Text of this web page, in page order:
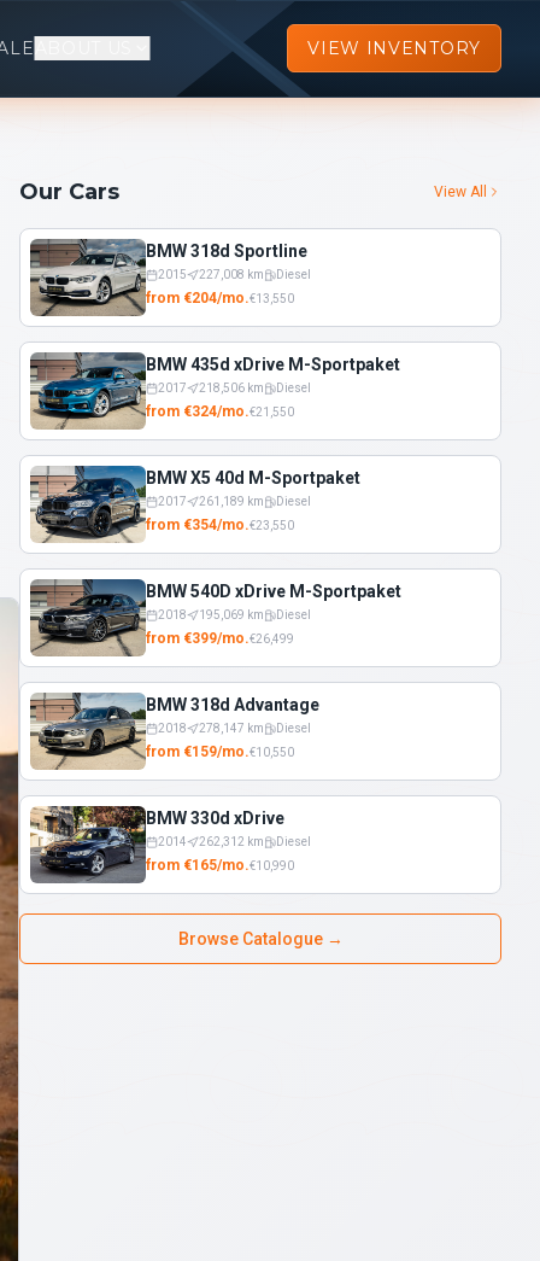
VIEW INVENTORY
Our Cars View All
BMW 318d Sportline
2015 227,008 km Diesel
from €204/mo.€13,550
BMW 435d xDrive M-Sportpaket
2017 218,506 km Diesel
from €324/mo.€21,550
BMW X5 40d M-Sportpaket
2017 261,189 km Diesel
from €354/mo.€23,550
BMW 540D xDrive M-Sportpaket
2018 195,069 km Diesel
from €399/mo.€26,499
BMW 318d Advantage
2018 278,147 km Diesel
from €159/mo.€10,550
BMW 330d xDrive
2014 262,312 km Diesel
from €165/mo.€10,990
Browse Catalogue→